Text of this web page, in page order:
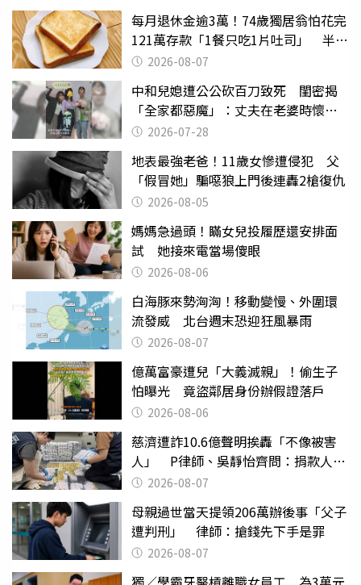
每月退休金逾3萬！74歲獨居翁怕花完
121萬存款「1餐只吃1片吐司」 半年
後暴瘦嚇壞女兒
2026-08-07
中和兒媳遭公公砍百刀致死 閨密揭
「全家都惡魔」：丈夫在老婆時懷孕
摔東西
2026-07-28
地表最強老爸！11歲女慘遭侵犯 父
「假冒她」騙噁狼上門後連轟2槍復仇
2026-08-05
媽媽急過頭！瞞女兒投履歷還安排面
試 她接來電當場傻眼
2026-08-06
白海豚來勢洶洶！移動變慢、外圍環
流發威 北台週末恐迎狂風暴雨
2026-08-07
億萬富豪遭兒「大義滅親」！偷生子
怕曝光 竟盜鄰居身份辦假證落戶
2026-08-06
慈濟遭詐10.6億聲明挨轟「不像被害
人」 P律師、吳靜怡齊問：捐款人有
權知道真相
2026-08-07
母親過世當天提領206萬辦後事「父子
遭判刑」 律師：搶錢先下手是罪
2026-08-07